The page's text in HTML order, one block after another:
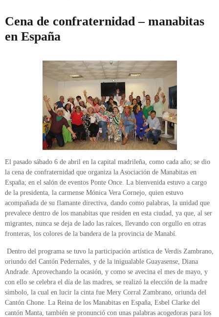
Cena de confraternidad – manabitas
en España
El pasado sábado 6 de abril en la capital madrileña, como cada año; se dio
la cena de confraternidad que organiza la Asociación de Manabitas en
España; en el salón de eventos Ponte Once. La bienvenida estuvo a cargo
de la presidenta, la carmense Mónica Vera Cornejo, quien estuvo
acompañada de su flamante directiva, dando como palabras, la unidad que
prevalece dentro de los manabitas que residen en esta ciudad, ya que, al ser
migrantes, nunca se deja de lado las raíces, llevando con orgullo en otras
fronteras, los colores de la bandera de la provincia de Manabí.
Dentro del programa se tuvo la participación artística de Verdis Zambrano,
oriundo del Cantón Pedernales, y de la inigualable Guayasense, Diana
Andrade. Aprovechando la ocasión, y como se avecina el mes de mayo, y
con ello se celebra el día de las madres, se realizó la elección de la madre
símbolo, la cual en lucir la cinta fue Mery Corral Zambrano, oriunda del
Cantón Chone. La Reina de los Manabitas en España, Esbel Clarke del
cantón Manta, también se pronunció con unas palabras acogedoras para los